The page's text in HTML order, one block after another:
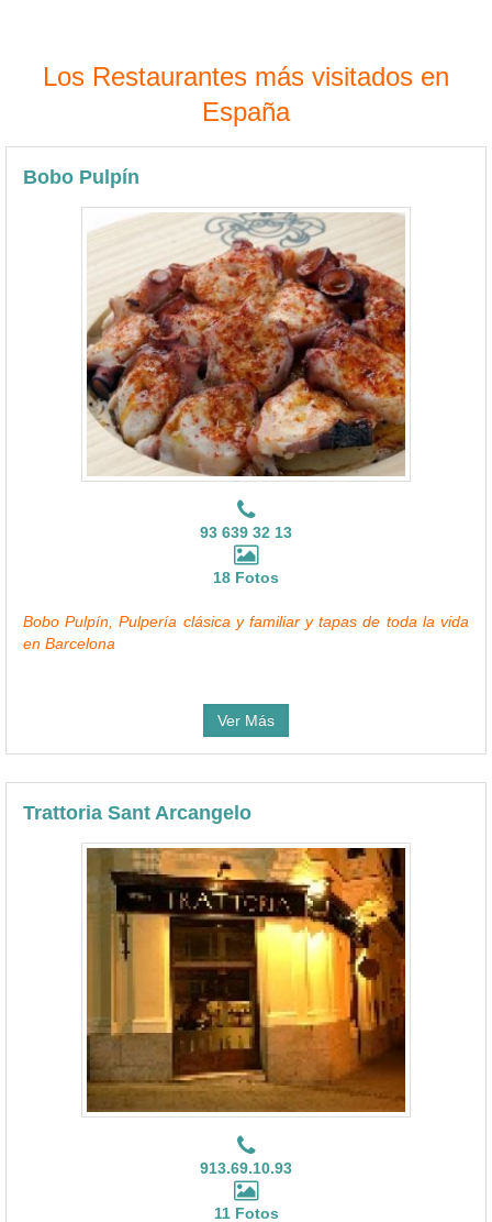
Los Restaurantes más visitados en
España
Bobo Pulpín
93 639 32 13
18 Fotos
Bobo Pulpín, Pulpería clásica y familiar y tapas de toda la vida
en Barcelona
Ver Más
Trattoria Sant Arcangelo
913.69.10.93
11 Fotos